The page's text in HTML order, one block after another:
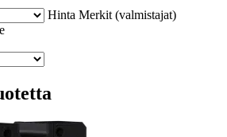
Hinta Merkit (valmistajat)